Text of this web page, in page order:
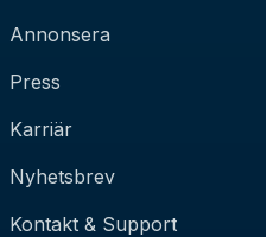
Annonsera
Press
Karriär
Nyhetsbrev
Kontakt & Support